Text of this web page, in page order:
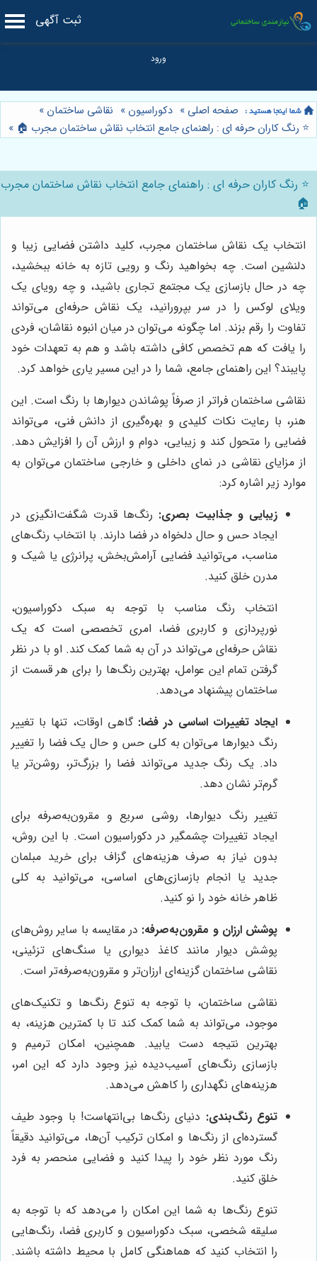
ثبت آگهی
صفحه اصلی » دکوراسیون » نقاشی ساختمان »
⭐️ رنگ کاران حرفه ای : راهنمای جامع انتخاب نقاش ساختمان مجرب 🏠 »
⭐️ رنگ کاران حرفه ای : راهنمای جامع انتخاب نقاش ساختمان مجرب
🏠
انتخاب یک نقاش ساختمان مجرب، کلید داشتن فضایی زیبا و
دلنشین است. چه بخواهید رنگ و رویی تازه به خانه ببخشید،
چه در حال بازسازی یک مجتمع تجاری باشید، و چه رویای یک
ویلای لوکس را در سر بپرورانید، یک نقاش حرفه‌ای می‌تواند
تفاوت را رقم بزند. اما چگونه می‌توان در میان انبوه نقاشان، فردی
را یافت که هم تخصص کافی داشته باشد و هم به تعهدات خود
پایبند؟ این راهنمای جامع، شما را در این مسیر یاری خواهد کرد.
نقاشی ساختمان فراتر از صرفاً پوشاندن دیوارها با رنگ است. این
هنر، با رعایت نکات کلیدی و بهره‌گیری از دانش فنی، می‌تواند
فضایی را متحول کند و زیبایی، دوام و ارزش آن را افزایش دهد.
از مزایای نقاشی در نمای داخلی و خارجی ساختمان می‌توان به
موارد زیر اشاره کرد:
زیبایی و جذابیت بصری: رنگ‌ها قدرت شگفت‌انگیزی در
ایجاد حس و حال دلخواه در فضا دارند. با انتخاب رنگ‌های
مناسب، می‌توانید فضایی آرامش‌بخش، پرانرژی یا شیک و
مدرن خلق کنید.
انتخاب رنگ مناسب با توجه به سبک دکوراسیون،
نورپردازی و کاربری فضا، امری تخصصی است که یک
نقاش حرفه‌ای می‌تواند در آن به شما کمک کند. او با در نظر
گرفتن تمام این عوامل، بهترین رنگ‌ها را برای هر قسمت از
ساختمان پیشنهاد می‌دهد.
ایجاد تغییرات اساسی در فضا: گاهی اوقات، تنها با تغییر
رنگ دیوارها می‌توان به کلی حس و حال یک فضا را تغییر
داد. یک رنگ جدید می‌تواند فضا را بزرگ‌تر، روشن‌تر یا
گرم‌تر نشان دهد.
تغییر رنگ دیوارها، روشی سریع و مقرون‌به‌صرفه برای
ایجاد تغییرات چشمگیر در دکوراسیون است. با این روش،
بدون نیاز به صرف هزینه‌های گزاف برای خرید مبلمان
جدید یا انجام بازسازی‌های اساسی، می‌توانید به کلی
ظاهر خانه خود را نو کنید.
پوشش ارزان و مقرون‌به‌صرفه: در مقایسه با سایر روش‌های
پوشش دیوار مانند کاغذ دیواری یا سنگ‌های تزئینی،
نقاشی ساختمان گزینه‌ای ارزان‌تر و مقرون‌به‌صرفه‌تر است.
نقاشی ساختمان، با توجه به تنوع رنگ‌ها و تکنیک‌های
موجود، می‌تواند به شما کمک کند تا با کمترین هزینه، به
بهترین نتیجه دست یابید. همچنین، امکان ترمیم و
بازسازی رنگ‌های آسیب‌دیده نیز وجود دارد که این امر،
هزینه‌های نگهداری را کاهش می‌دهد.
تنوع رنگ‌بندی: دنیای رنگ‌ها بی‌انتهاست! با وجود طیف
گسترده‌ای از رنگ‌ها و امکان ترکیب آن‌ها، می‌توانید دقیقاً
رنگ مورد نظر خود را پیدا کنید و فضایی منحصر به فرد
خلق کنید.
تنوع رنگ‌ها به شما این امکان را می‌دهد که با توجه به
سلیقه شخصی، سبک دکوراسیون و کاربری فضا، رنگ‌هایی
را انتخاب کنید که هماهنگی کامل با محیط داشته باشند.